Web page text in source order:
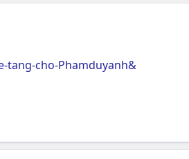
tang-cho-Phamduyanh&